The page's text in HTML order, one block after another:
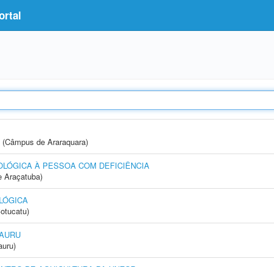
de Araraquara)
À PESSOA COM DEFICIÊNCIA
Araçatuba)